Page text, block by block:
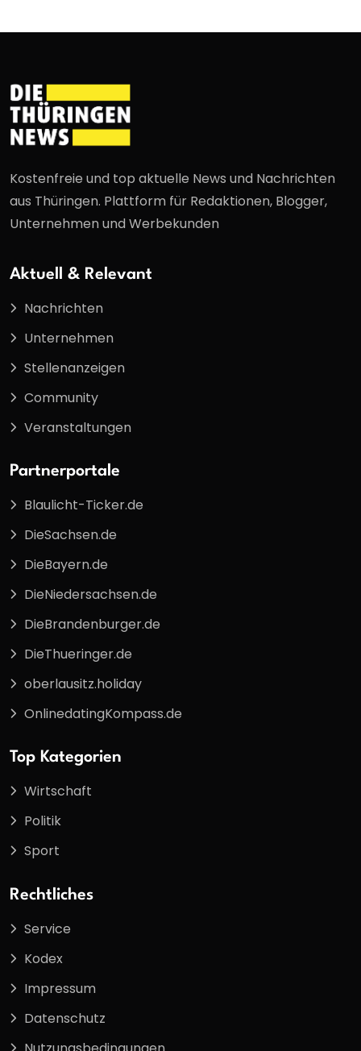
Kostenfreie und top aktuelle News und Nachrichten
aus Thüringen. Plattform für Redaktionen, Blogger,
Unternehmen und Werbekunden
Aktuell & Relevant
Nachrichten
Unternehmen
Stellenanzeigen
Community
Veranstaltungen
Partnerportale
Blaulicht-Ticker.de
DieSachsen.de
DieBayern.de
DieNiedersachsen.de
DieBrandenburger.de
DieThueringer.de
oberlausitz.holiday
OnlinedatingKompass.de
Top Kategorien
Wirtschaft
Politik
Sport
Rechtliches
Service
Kodex
Impressum
Datenschutz